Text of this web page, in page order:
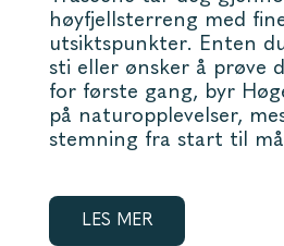
høyfjellsterreng med
utsiktspunkter. Enten
sti eller ønsker å prøve
for første gang, byr
på naturopplevelser,
stemning fra start til
LES MER